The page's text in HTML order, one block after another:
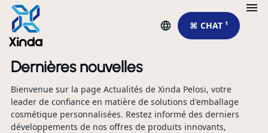
⌘ CHAT ¹
Dernières nouvelles
Bienvenue sur la page Actualités de Xinda Pelosi, votre
leader de confiance en matière de solutions d'emballage
cosmétique personnalisées. Restez informé des derniers
développements de nos offres de produits innovants,